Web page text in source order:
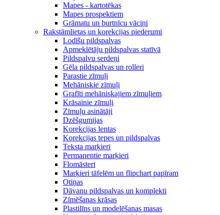
Mapes - kartotēkas
Mapes prospektiem
Grāmatu un burtnīcu vāciņi
Rakstāmlietas un korekcijas piederumi
Lodīšu pildspalvas
Apmeklētāju pildspalvas statīvā
Pildspalvu serdeņi
Gēla pildspalvas un rolleri
Parastie zīmuļi
Mehāniskie zīmuļi
Grafīti mehāniskajiem zīmuļiem
Krāsainie zīmuļi
Zīmuļu asinātāji
Dzēšgumijas
Korekcijas lentas
Korekcijas tepes un pildspalvas
Teksta marķieri
Permanentie marķieri
Flomāsteri
Marķieri tāfelēm un flipchart papīram
Otiņas
Dāvanu pildspalvas un komplekti
Zīmēšanas krāsas
Plastilīns un modelēšanas masas